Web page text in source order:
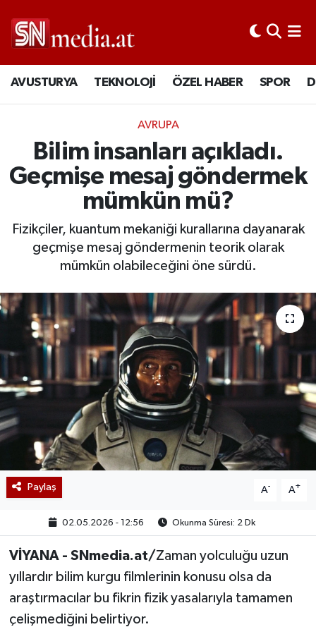
AVUSTURYA TEKNOLOJİ ÖZEL HABER SPOR
AVRUPA
Bilim insanları açıkladı.
Geçmişe mesaj göndermek
mümkün mü?
Fizikçiler, kuantum mekaniği kurallarına dayanarak
geçmişe mesaj göndermenin teorik olarak
mümkün olabileceğini öne sürdü.
Paylaş A- A+
02.05.2026 - 12:56 Okunma Süresi: 2 Dk
VİYANA - SNmedia.at/Zaman yolculuğu uzun
yıllardır bilim kurgu filmlerinin konusu olsa da
araştırmacılar bu fikrin fizik yasalarıyla tamamen
çelişmediğini belirtiyor.